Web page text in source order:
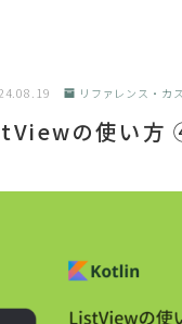
リファレンス・カ
の使い方